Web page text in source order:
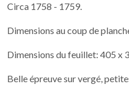
Circa 1758 - 1759.
Dimensions au coup de
Dimensions du feuillet: 405 x
Belle épreuve sur vergé,